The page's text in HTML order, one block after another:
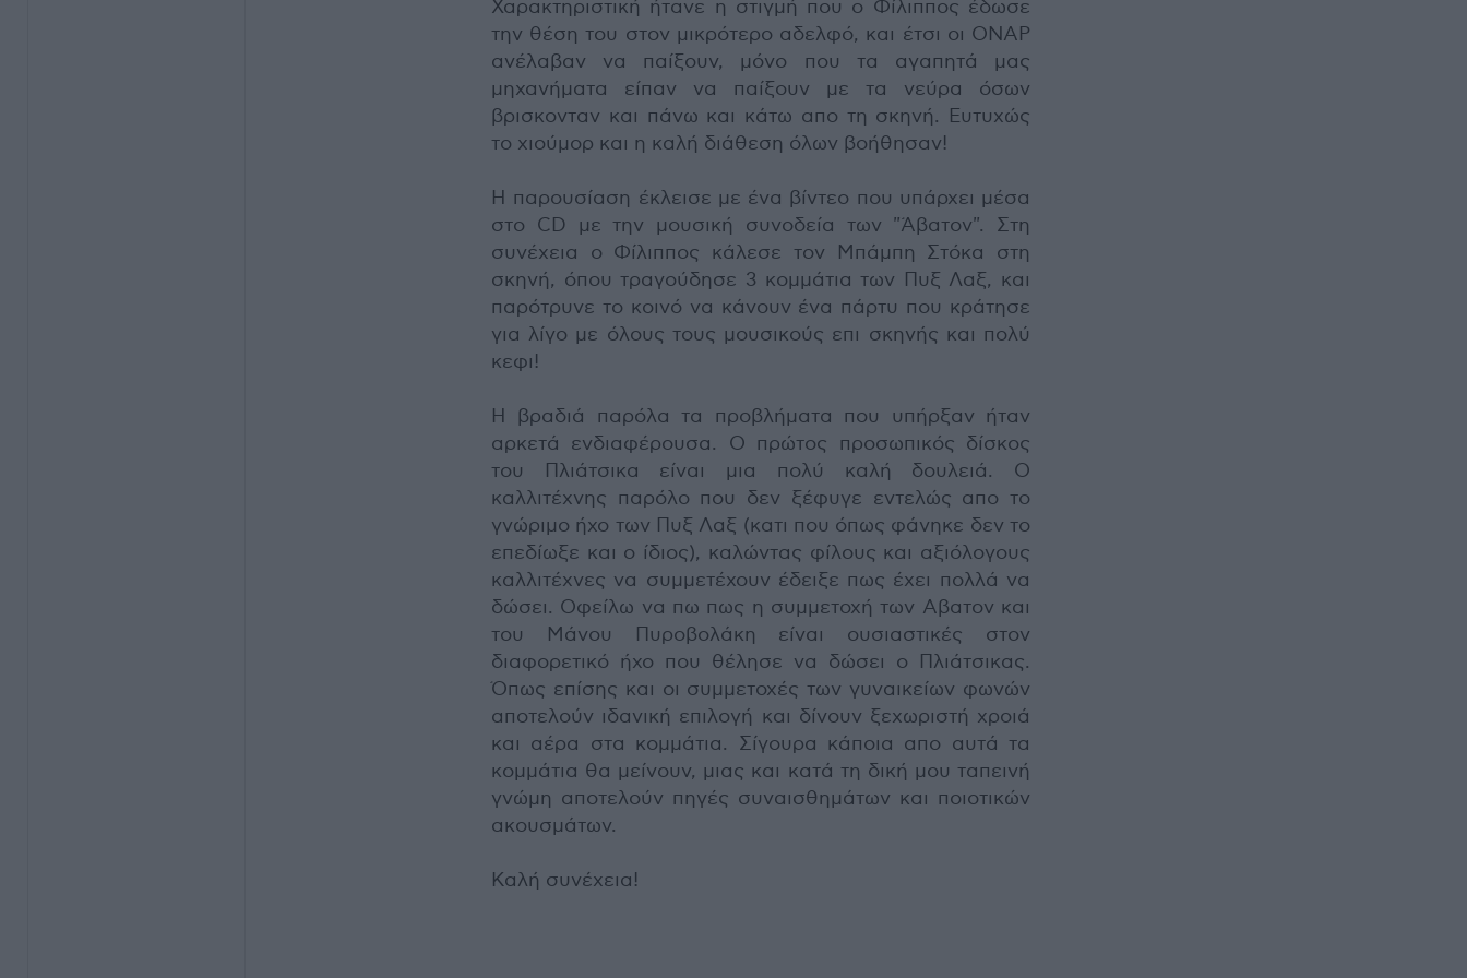
Χαρακτηριστική ήτανε η στιγμή που ο Φίλιππος έδωσε
την θέση του στον μικρότερο αδελφό, και έτσι οι ΟΝΑΡ
ανέλαβαν να παίξουν, μόνο που τα αγαπητά μας
μηχανήματα είπαν να παίξουν με τα νεύρα όσων
βρισκονταν και πάνω και κάτω απο τη σκηνή. Ευτυχώς
το χιούμορ και η καλή διάθεση όλων βοήθησαν!
Η παρουσίαση έκλεισε με ένα βίντεο που υπάρχει μέσα
στο CD με την μουσική συνοδεία των "Άβατον". Στη
συνέχεια ο Φίλιππος κάλεσε τον Μπάμπη Στόκα στη
σκηνή, όπου τραγούδησε 3 κομμάτια των Πυξ Λαξ, και
παρότρυνε το κοινό να κάνουν ένα πάρτυ που κράτησε
για λίγο με όλους τους μουσικούς επι σκηνής και πολύ
κεφι!
Η βραδιά παρόλα τα προβλήματα που υπήρξαν ήταν
αρκετά ενδιαφέρουσα. Ο πρώτος προσωπικός δίσκος
του Πλιάτσικα είναι μια πολύ καλή δουλειά. Ο
καλλιτέχνης παρόλο που δεν ξέφυγε εντελώς απο το
γνώριμο ήχο των Πυξ Λαξ (κατι που όπως φάνηκε δεν το
επεδίωξε και ο ίδιος), καλώντας φίλους και αξιόλογους
καλλιτέχνες να συμμετέχουν έδειξε πως έχει πολλά να
δώσει. Οφείλω να πω πως η συμμετοχή των Αβατον και
του Μάνου Πυροβολάκη είναι ουσιαστικές στον
διαφορετικό ήχο που θέλησε να δώσει ο Πλιάτσικας.
Όπως επίσης και οι συμμετοχές των γυναικείων φωνών
αποτελούν ιδανική επιλογή και δίνουν ξεχωριστή χροιά
και αέρα στα κομμάτια. Σίγουρα κάποια απο αυτά τα
κομμάτια θα μείνουν, μιας και κατά τη δική μου ταπεινή
γνώμη αποτελούν πηγές συναισθημάτων και ποιοτικών
ακουσμάτων.
Καλή συνέχεια!